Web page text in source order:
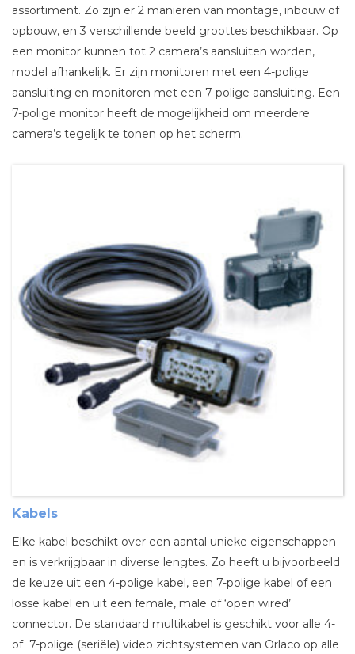
assortiment. Zo zijn er 2 manieren van montage, inbouw of
opbouw, en 3 verschillende beeld groottes beschikbaar. Op
een monitor kunnen tot 2 camera’s aansluiten worden,
model afhankelijk. Er zijn monitoren met een 4-polige
aansluiting en monitoren met een 7-polige aansluiting. Een
7-polige monitor heeft de mogelijkheid om meerdere
camera’s tegelijk te tonen op het scherm.
Kabels
Elke kabel beschikt over een aantal unieke eigenschappen
en is verkrijgbaar in diverse lengtes. Zo heeft u bijvoorbeeld
de keuze uit een 4-polige kabel, een 7-polige kabel of een
losse kabel en uit een female, male of ‘open wired’
connector. De standaard multikabel is geschikt voor alle 4-
of 7-polige (seriële) video zichtsystemen van Orlaco op alle